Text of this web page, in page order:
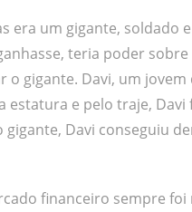
era um gigante, soldado
teria poder
gigante. Davi, um jovem
estatura e pelo traje,
Davi conseguiu
financeiro sempre